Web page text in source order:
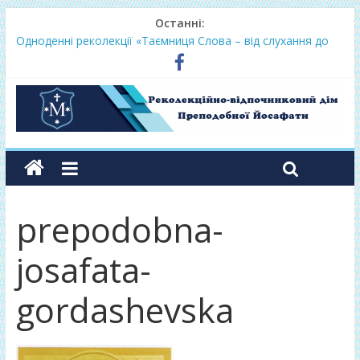
Останні:
Одноденні реколекції «Таємниця Слова – від слухання до
Lectio Divina – єв.Матея 2026
Нове життя в Христі – осінь 2026
Фундамент у вересні 2026
prepodobna-
josafata-
gordashevska